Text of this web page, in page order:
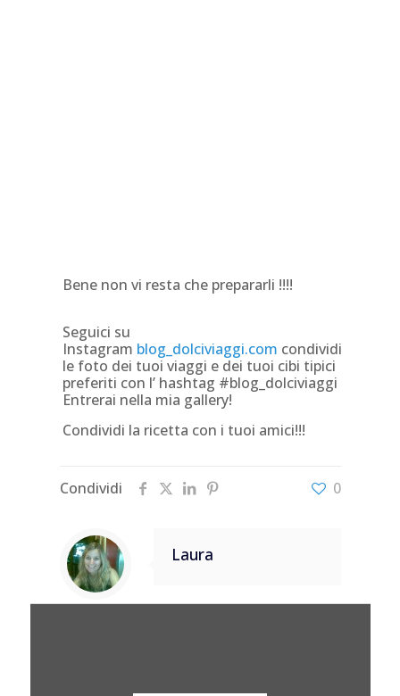
Bene non vi resta che prepararli !!!!
Seguici su
Instagram blog_dolciviaggi.com condividi
le foto dei tuoi viaggi e dei tuoi cibi tipici
preferiti con l’ hashtag #blog_dolciviaggi
Entrerai nella mia gallery!
Condividi la ricetta con i tuoi amici!!!
Condividi 0
Laura